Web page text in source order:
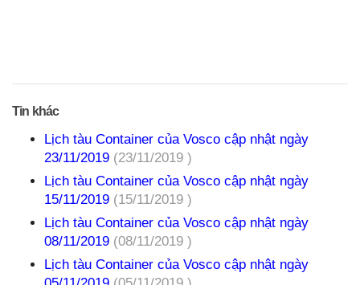
Tin khác
Lịch tàu Container của Vosco cập nhật ngày
23/11/2019 (23/11/2019 )
Lịch tàu Container của Vosco cập nhật ngày
15/11/2019 (15/11/2019 )
Lịch tàu Container của Vosco cập nhật ngày
08/11/2019 (08/11/2019 )
Lịch tàu Container của Vosco cập nhật ngày